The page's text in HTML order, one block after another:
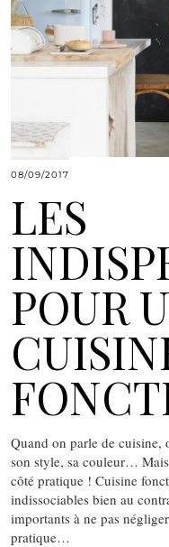
08/09/2017
LES
POUR
Quand on parle de cuisine,
son style, sa couleur…
côté pratique ! Cuisine
indissociables bien au
importants à ne pas
pratique…